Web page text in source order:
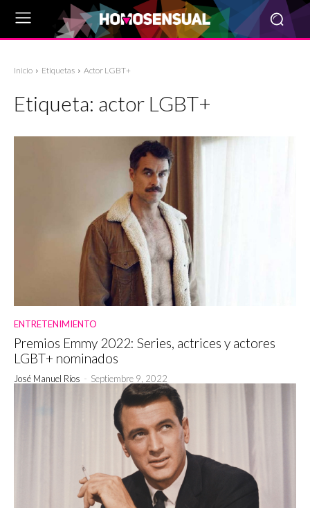
Inicio Etiquetas Actor LGBT+
Etiqueta: actor LGBT+
ENTRETENIMIENTO
Premios Emmy 2022: Series, actrices y actores
LGBT+ nominados
José Manuel Ríos - Septiembre 9, 2022